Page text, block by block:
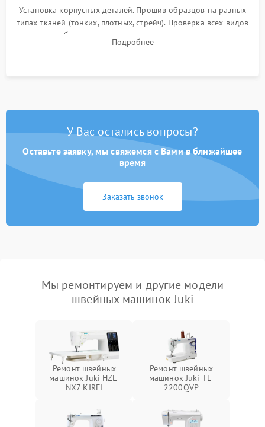
Установка корпусных деталей. Прошив образцов на разных
типах тканей (тонких, плотных, стрейч). Проверка всех видов
строчек, работы реверса, выметывания петли и намотчика
шпульки. Контроль плавности хода и отсутствия
Подробнее
У Вас остались вопросы?
Оставьте заявку, мы свяжемся с Вами в ближайшее
время
Заказать звонок
Мы ремонтируем и другие модели
швейных машинок Juki
Ремонт швейных
машинок Juki HZL-
NX7 KIREI
Ремонт швейных
машинок Juki TL-
2200QVP